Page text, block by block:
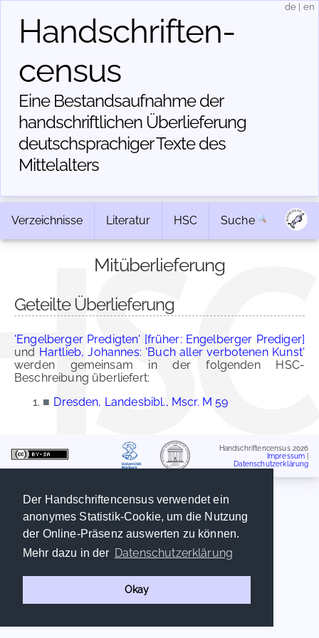
Der Handschriftencensus verwendet ein
anonymes Statistik-Cookie, um die Nutzung
der Online-Präsenz auswerten zu können.
Mehr dazu in der Datenschutzerklärung
Okay
Handschriften­
census
Eine Bestandsaufnahme der
handschriftlichen Über­lieferung
deutschsprachiger Texte des
Mittelalters
de en
Verzeichnisse Literatur HSC Suche
Mitüberlieferung
Geteilte Überlieferung
'Engelberger Predigten' [früher: Engelberger Prediger]
und Hartlieb, Johannes: 'Buch aller verbotenen Kunst'
werden gemeinsam in der folgenden HSC-
Beschreibung überliefert:
■ Dresden, Landesbibl., Mscr. M 59
Handschriftencensus 2026
Impressum
Datenschutzerklärung